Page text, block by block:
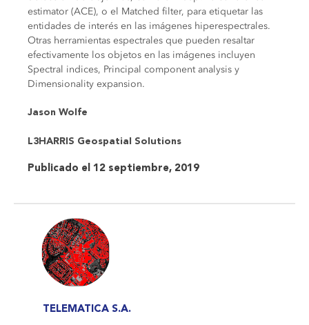
estimator (ACE), o el Matched filter, para etiquetar las
entidades de interés en las imágenes hiperespectrales.
Otras herramientas espectrales que pueden resaltar
efectivamente los objetos en las imágenes incluyen
Spectral indices, Principal component analysis y
Dimensionality expansion.
Jason Wolfe
L3HARRIS Geospatial Solutions
Publicado el 12 septiembre, 2019
TELEMATICA S.A.